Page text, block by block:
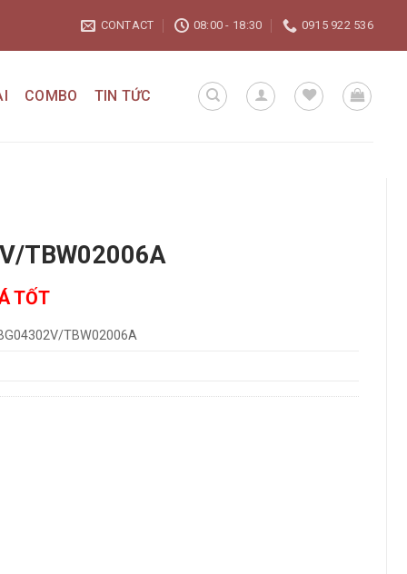
CONTACT 08:00 - 18:30 0915 922 536
COMBO TIN TỨC
TBW02006A
TỐT
TBW02006A